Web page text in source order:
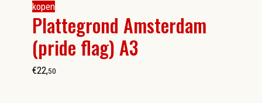
kopen
Plattegrond Amsterdam
(pride flag) A3
€22,50